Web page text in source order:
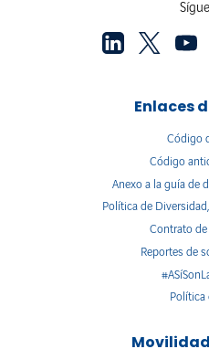
Enlaces
Código
Código
Anexo a la guía de
Política de
Contrato
Reportes de
Política